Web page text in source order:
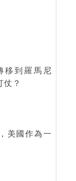
移到羅馬尼
仗？
美國作為一